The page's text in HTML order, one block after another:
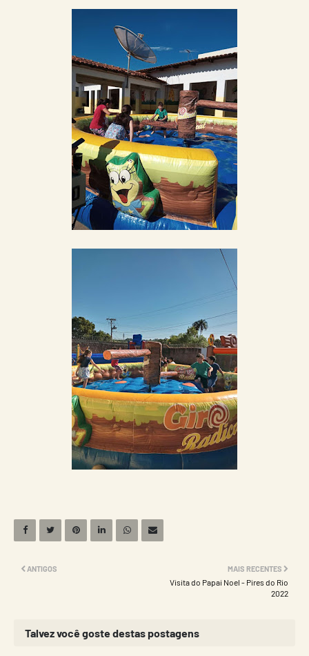
MAIS RECENTES
Visita do Papai Noel - Pires do Rio
2022
ANTIGOS
Talvez você goste destas postagens